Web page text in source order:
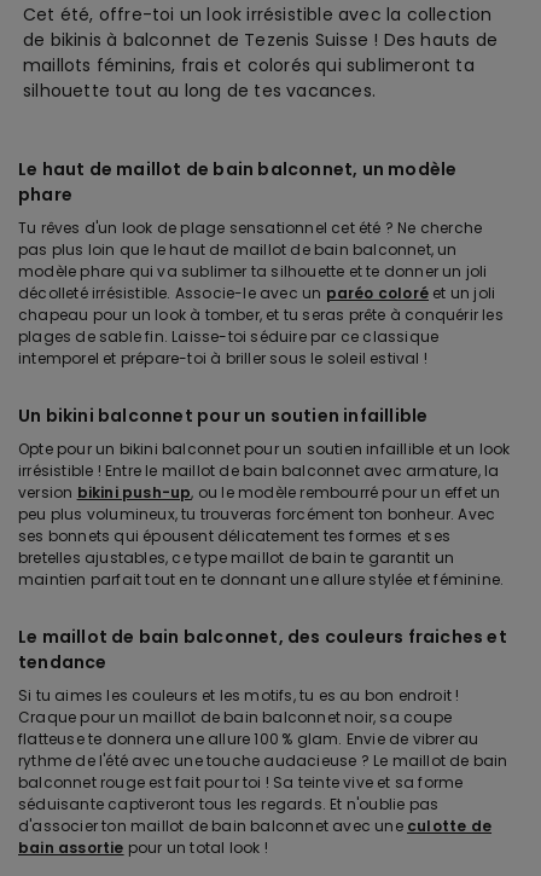
Cet été, offre-toi un look irrésistible avec la collection
de bikinis à balconnet de Tezenis Suisse ! Des hauts de
maillots féminins, frais et colorés qui sublimeront ta
silhouette tout au long de tes vacances.
Le haut de maillot de bain balconnet, un modèle
phare
Tu rêves d'un look de plage sensationnel cet été ? Ne cherche
pas plus loin que le haut de maillot de bain balconnet, un
modèle phare qui va sublimer ta silhouette et te donner un joli
décolleté irrésistible. Associe-le avec un paréo coloré et un joli
chapeau pour un look à tomber, et tu seras prête à conquérir les
plages de sable fin. Laisse-toi séduire par ce classique
intemporel et prépare-toi à briller sous le soleil estival !
Un bikini balconnet pour un soutien infaillible
Opte pour un bikini balconnet pour un soutien infaillible et un look
irrésistible ! Entre le maillot de bain balconnet avec armature, la
version bikini push-up, ou le modèle rembourré pour un effet un
peu plus volumineux, tu trouveras forcément ton bonheur. Avec
ses bonnets qui épousent délicatement tes formes et ses
bretelles ajustables, ce type maillot de bain te garantit un
maintien parfait tout en te donnant une allure stylée et féminine.
Le maillot de bain balconnet, des couleurs fraiches et
tendance
Si tu aimes les couleurs et les motifs, tu es au bon endroit !
Craque pour un maillot de bain balconnet noir, sa coupe
flatteuse te donnera une allure 100 % glam. Envie de vibrer au
rythme de l'été avec une touche audacieuse ? Le maillot de bain
balconnet rouge est fait pour toi ! Sa teinte vive et sa forme
séduisante captiveront tous les regards. Et n'oublie pas
d'associer ton maillot de bain balconnet avec une culotte de
bain assortie pour un total look !